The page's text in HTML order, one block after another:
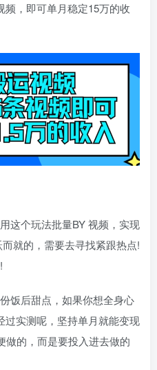
，即可单月稳定15万的收
这个玩法批量BY 视频，实现
就的，需要去寻找紧跟热点!
饭后甜点，如果你想全身心
实测呢，坚持单月就能变现
做的，而是要投入进去做的